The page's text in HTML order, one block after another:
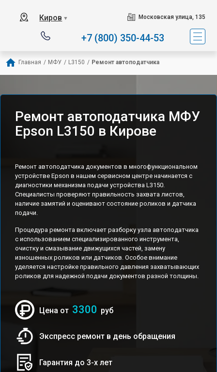
Киров ▼ Московская улица, 135
+7 (800) 350-44-53
Главная / МФУ / L3150 / Ремонт автоподатчика
Ремонт автоподатчика МФУ
Epson L3150 в Кирове
Ремонт автоподатчика документов в многофункциональном
устройстве Epson в нашем сервисном центре начинается с
диагностики механизма подачи устройства L3150.
Специалисты проверяют правильность захвата листов,
наличие замятий и оценивают состояние роликов и датчика
подачи.
Процедура ремонта включает разборку узла автоподатчика
с использованием специализированного инструмента,
очистку и смазывание движущихся частей, замену
изношенных роликов или датчиков. Особое внимание
уделяется настройке правильного давления захватывающих
роликов для надежной подачи документов разной толщины.
Цена от 3300 руб
Экспресс ремонт в день обращения
Гарантия до 3-х лет